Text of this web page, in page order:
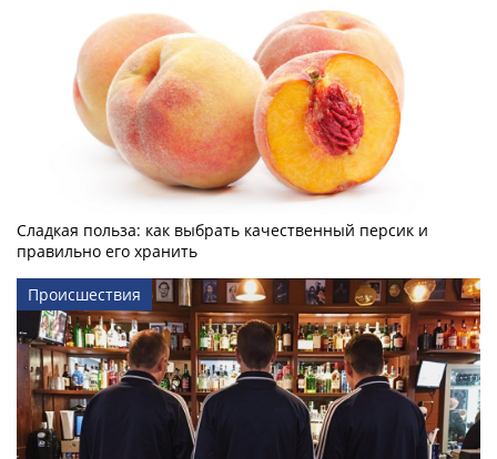
Сладкая польза: как выбрать качественный персик и
правильно его хранить
Происшествия